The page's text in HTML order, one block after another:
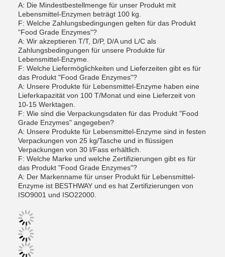
A: Die Mindestbestellmenge für unser Produkt mit
Lebensmittel-Enzymen beträgt 100 kg.
F: Welche Zahlungsbedingungen gelten für das Produkt
"Food Grade Enzymes"?
A: Wir akzeptieren T/T, D/P, D/A und L/C als
Zahlungsbedingungen für unsere Produkte für
Lebensmittel-Enzyme.
F: Welche Liefermöglichkeiten und Lieferzeiten gibt es für
das Produkt "Food Grade Enzymes"?
A: Unsere Produkte für Lebensmittel-Enzyme haben eine
Lieferkapazität von 100 T/Monat und eine Lieferzeit von
10-15 Werktagen.
F: Wie sind die Verpackungsdaten für das Produkt "Food
Grade Enzymes" angegeben?
A: Unsere Produkte für Lebensmittel-Enzyme sind in festen
Verpackungen von 25 kg/Tasche und in flüssigen
Verpackungen von 30 l/Fass erhältlich.
F: Welche Marke und welche Zertifizierungen gibt es für
das Produkt "Food Grade Enzymes"?
A: Der Markenname für unser Produkt für Lebensmittel-
Enzyme ist BESTHWAY und es hat Zertifizierungen von
ISO9001 und ISO22000.